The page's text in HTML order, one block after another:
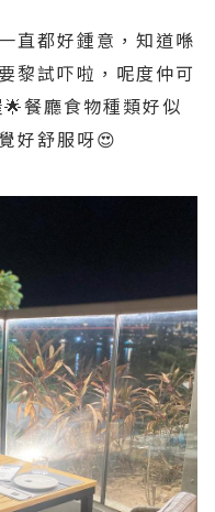
直都好鍾意，知道喺
黎試吓啦，呢度仲可
餐廳食物種類好似
好舒服呀😍